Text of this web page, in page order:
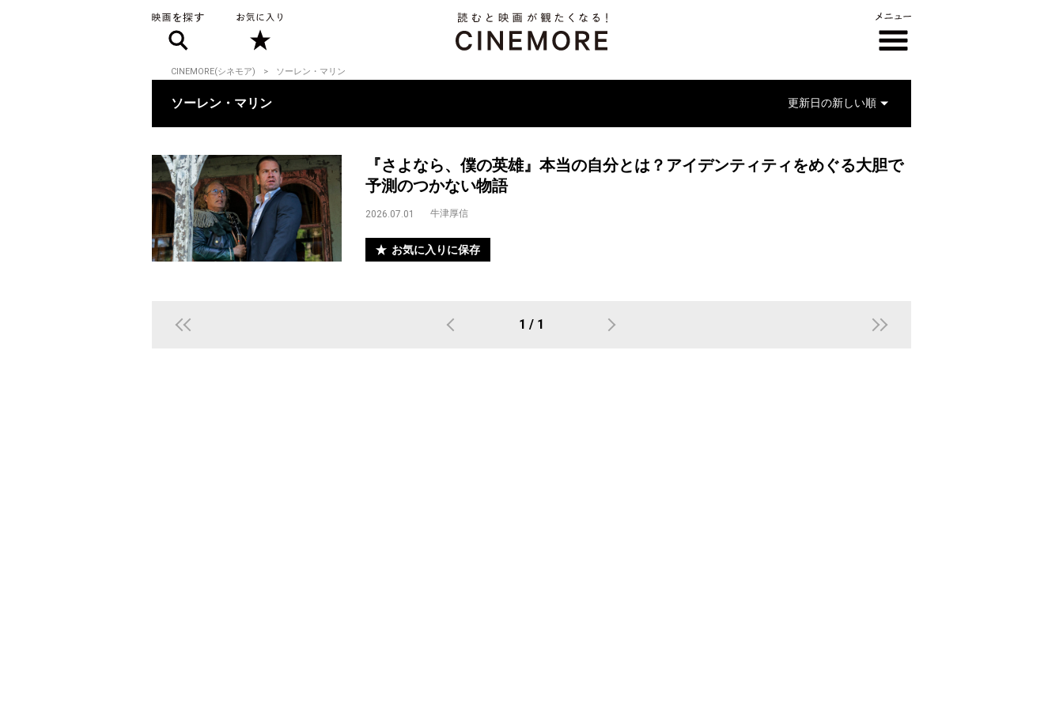
CINEMORE(シネモア) ソーレン・マリン
ソーレン・マリン
『さよなら、僕の英雄』本当の自分とは？アイデンティティをめぐる大胆で
予測のつかない物語
2026.07.01 牛津厚信
お気に入りに保存
1 / 1